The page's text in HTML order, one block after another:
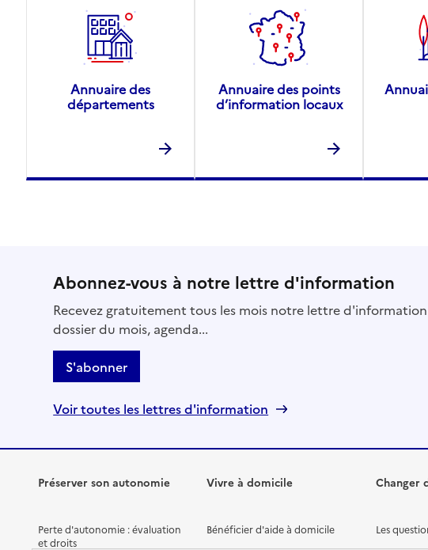
Annuaire des
départements
Annuaire des points
d’information locaux
Abonnez-vous à notre lettre d'information
Recevez gratuitement tous les mois notre lettre
dossier du mois, agenda...
S'abonner
Voir toutes les lettres d'information
Préserver son autonomie
Perte d'autonomie : évaluation
et droits
Vivre à domicile
Bénéficier d'aide à domicile
Changer
Les